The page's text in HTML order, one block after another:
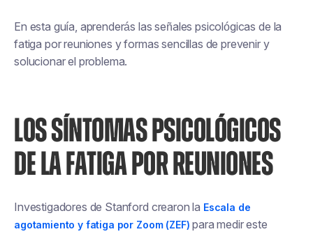
En esta guía, aprenderás las señales psicológicas de la
fatiga por reuniones y formas sencillas de prevenir y
solucionar el problema.
LOS SÍNTOMAS PSICOLÓGICOS
DE LA FATIGA POR REUNIONES
Investigadores de Stanford crearon la Escala de
agotamiento y fatiga por Zoom (ZEF) para medir este